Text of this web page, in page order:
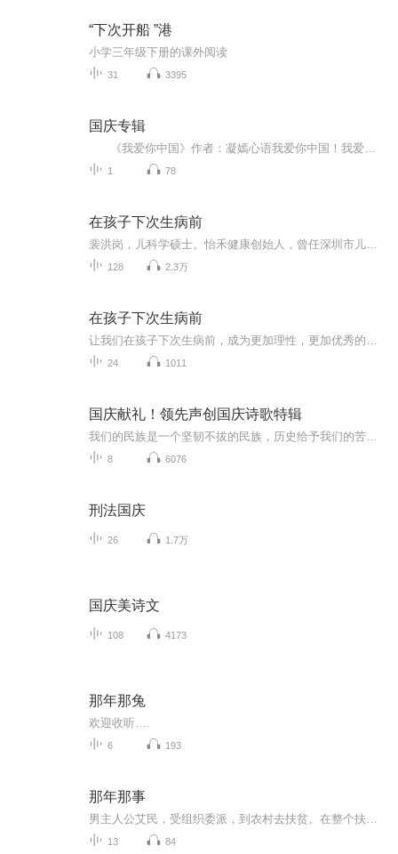
“下次开船 ”港
小学三年级下册的课外阅读
31 3395
国庆专辑
1 78
在孩子下次生病前
128 2.3万
在孩子下次生病前
24 1011
国庆献礼！领先声创国庆诗歌特辑
8 6076
刑法国庆
26 1.7万
国庆美诗文
108 4173
那年那兔
欢迎收听….
6 193
那年那事
13 84